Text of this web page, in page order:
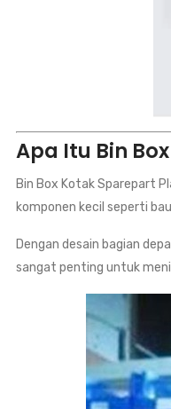
Apa Itu Bin
Bin Box Kotak Sparepart
komponen kecil seperti
Dengan desain bagian
sangat penting untuk